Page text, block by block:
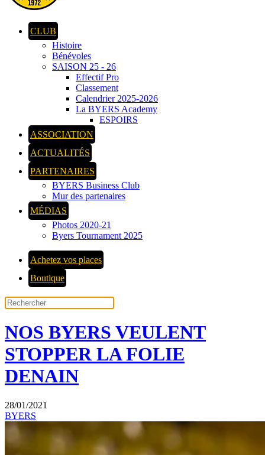
CLUB
Histoire
Bénévoles
SAISON 25 - 26
Effectif Pro
Classement
Calendrier 2025-2026
La BYERS Academy
ESPOIRS
ASSOCIATION
ACTUALITÉS
PARTENAIRES
BYERS Business Club
Mur des partenaires
MÉDIAS
Photos 2020-21
Byers Tournament 2025
Achetez vos places
Boutique
NOS BYERS VEULENT
STOPPER LA FOLIE
DENAIN
28/01/2021
BYERS